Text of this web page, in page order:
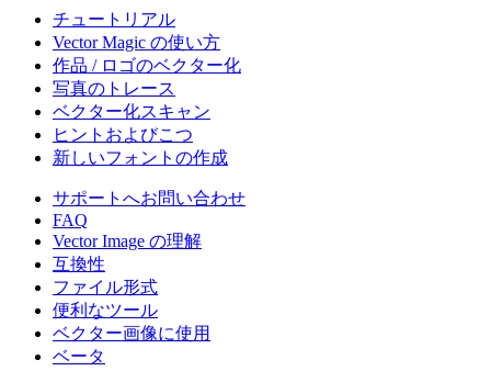
チュートリアル
Vector Magic の使い方
作品 / ロゴのベクター化
写真のトレース
ベクター化スキャン
ヒントおよびこつ
新しいフォントの作成
サポートへお問い合わせ
FAQ
Vector Image の理解
互換性
ファイル形式
便利なツール
ベクター画像に使用
ベータ